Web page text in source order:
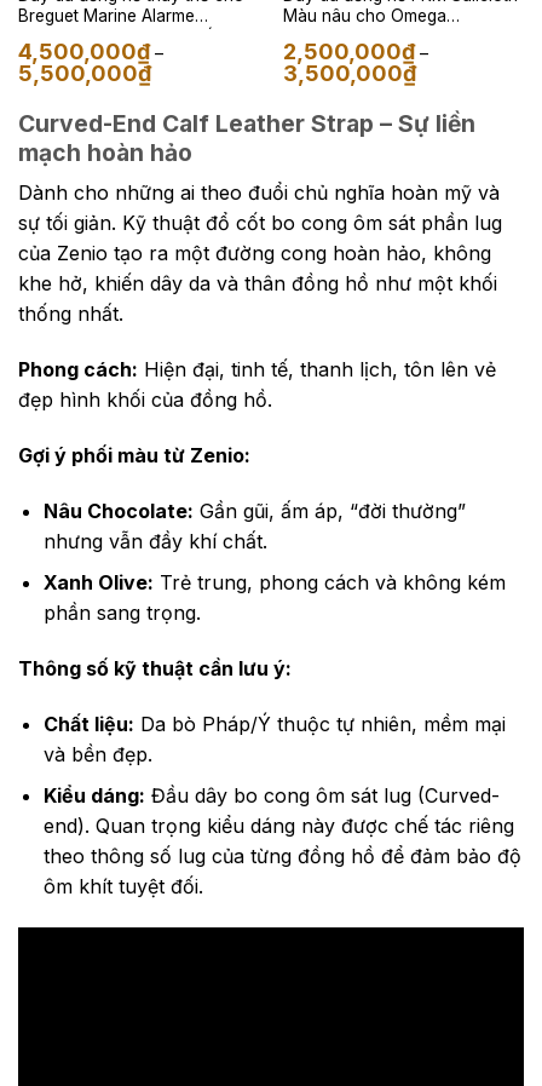
Breguet Marine Alarme
Màu Camo Navy
4,500,000₫ –
5,500,000₫Khoảng
giá:
4,500,000₫
đến
5,500,000₫
Màu nâu cho Omega
2,500,000₫ –
3,500,000₫Khoảng
giá:
2,500,000₫
đến
Curved-End Calf Leather Strap – Sự liền
mạch hoàn hảo
Dành cho những ai theo đuổi chủ nghĩa hoàn mỹ và
sự tối giản. Kỹ thuật đổ cốt bo cong ôm sát phần lug
của Zenio tạo ra một đường cong hoàn hảo, không
khe hở, khiến dây da và thân đồng hồ như một khối
thống nhất.
Phong cách: Hiện đại, tinh tế, thanh lịch, tôn lên vẻ
đẹp hình khối của đồng hồ.
Gợi ý phối màu từ Zenio:
Nâu Chocolate: Gần gũi, ấm áp, “đời thường”
nhưng vẫn đầy khí chất.
Xanh Olive: Trẻ trung, phong cách và không kém
phần sang trọng.
Thông số kỹ thuật cần lưu ý:
Chất liệu: Da bò Pháp/Ý thuộc tự nhiên, mềm mại
và bền đẹp.
Kiểu dáng: Đầu dây bo cong ôm sát lug (Curved-
end). Quan trọng kiểu dáng này được chế tác riêng
theo thông số lug của từng đồng hồ để đảm bảo độ
ôm khít tuyệt đối.